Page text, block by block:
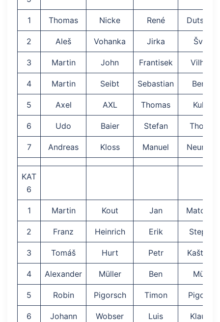
1 Thomas Nicke René
2 Aleš Vohanka Jirka Švorc
3 Martin John Frantisek Vilhelm
4 Martin Seibt Sebastian Berndt
5 Axel AXL Thomas Kuhne
6 Udo Baier Stefan Thomas
7 Andreas Kloss Manuel
KAT
6
1 Martin Kout Jan
2 Franz Heinrich Erik Stephan
3 Tomáš Hurt Petr
4 Alexander Müller Ben Müller
5 Robin Pigorsch Timon Pigorsch
6 Johann Wobser Luis Klausch